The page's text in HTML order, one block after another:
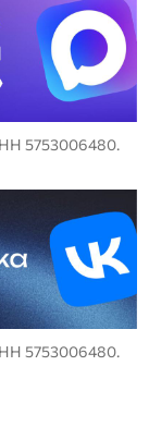
5753006480.
5753006480.